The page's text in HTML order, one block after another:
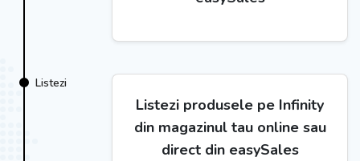
Listezi
Listezi produsele pe Infinity
din magazinul tau online sau
direct din easySales